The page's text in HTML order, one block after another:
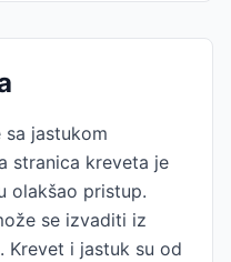
jastukom
stranica kreveta je
olakšao pristup.
se izvaditi iz
Krevet i jastuk su od